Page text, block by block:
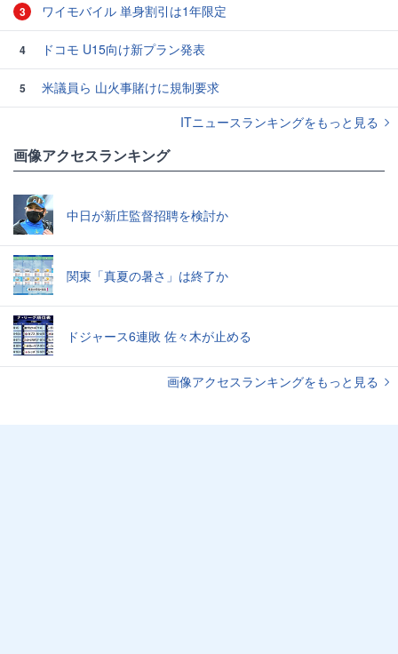
3 ワイモバイル 単身割引は1年限定
4 ドコモ U15向け新プラン発表
5
米議員ら 山火事賭けに規制要求
ITニュースランキングをもっと見る
画像アクセスランキング
中日が新庄監督招聘を検討か
関東「真夏の暑さ」は終了か
ドジャース6連敗 佐々木が止める
画像アクセスランキングをもっと見る